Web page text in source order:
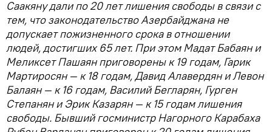
Саакяну дали по 20 лет лишения свободы в связи с
тем, что законодательство Азербайджана не
допускает пожизненного срока в отношении
людей, достигших 65 лет. При этом Мадат Бабаян и
Меликсет Пашаян приговорены к 19 годам, Гарик
Мартиросян — к 18 годам, Давид Алавердян и Левон
Балаян — к 16 годам, Василий Бегларян, Гурген
Степанян и Эрик Казарян — к 15 годам лишения
свободы. Бывший госминистр Нагорного Карабаха